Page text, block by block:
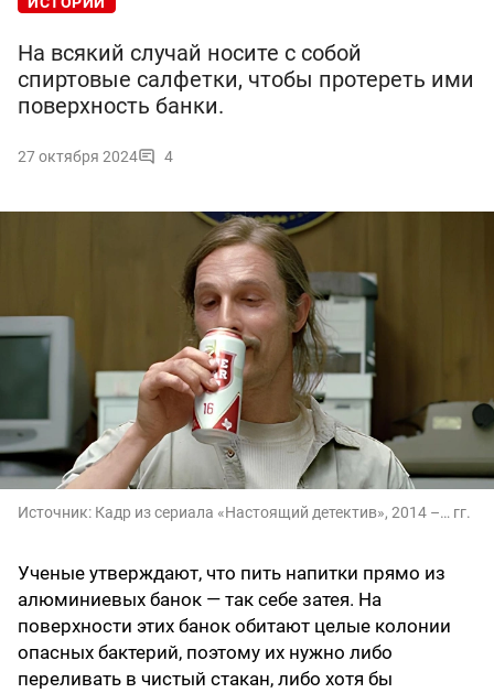
На всякий случай носите с собой
спиртовые салфетки, чтобы протереть ими
поверхность банки.
27 октября 2024 4
Источник: Кадр из сериала «Настоящий детектив», 2014 –… гг.
Ученые утверждают, что пить напитки прямо из
алюминиевых банок — так себе затея. На
поверхности этих банок обитают целые колонии
опасных бактерий, поэтому их нужно либо
переливать в чистый стакан, либо хотя бы